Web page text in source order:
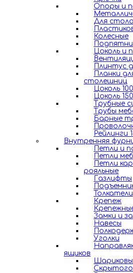
Опоры и
Для
Колесные
Цоколь и
Плинтус
Планки
столешниц
Цоколь
Цоколь
Трубные
Трубы
Барные
Рейлинги
Внутренняя
Петли и
Петли
Петли
рояльные
Газлифты
Толкатели
Крепеж
Замки и
Навесы
Уголки
ящиков